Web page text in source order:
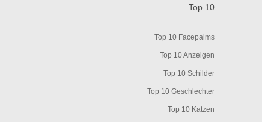
Top 10
Top 10 Facepalms
Top 10 Anzeigen
Top 10 Schilder
Top 10 Geschlechter
Top 10 Katzen